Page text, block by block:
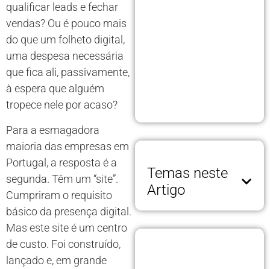
qualificar leads e fechar
vendas? Ou é pouco mais
do que um folheto digital,
uma despesa necessária
que fica ali, passivamente,
à espera que alguém
tropece nele por acaso?
Para a esmagadora
maioria das empresas em
Portugal, a resposta é a
segunda. Têm um “site”.
Cumpriram o requisito
básico da presença digital.
Mas este site é um centro
de custo. Foi construído,
lançado e, em grande
Temas neste
Artigo